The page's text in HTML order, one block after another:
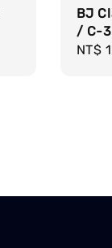
BJ
/ C-
NT$